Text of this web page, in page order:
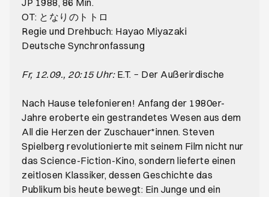
JP 1988, 86 Min.
OT: となりのトトロ
Regie und Drehbuch: Hayao Miyazaki
Deutsche Synchronfassung
Fr, 12.09., 20:15 Uhr:E.T. − Der Außerirdische
Nach Hause telefonieren! Anfang der 1980er-
Jahre eroberte ein gestrandetes Wesen aus dem
All die Herzen der Zuschauer*innen. Steven
Spielberg revolutionierte mit seinem Film nicht nur
das Science-Fiction-Kino, sondern lieferte einen
zeitlosen Klassiker, dessen Geschichte das
Publikum bis heute bewegt: Ein Junge und ein